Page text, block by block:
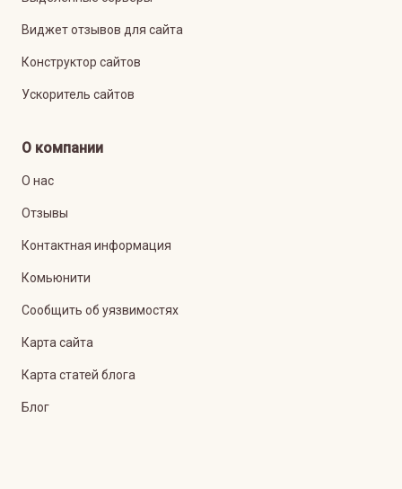
Виджет отзывов для сайта
Конструктор сайтов
Ускоритель сайтов
О компании
О нас
Отзывы
Контактная информация
Комьюнити
Сообщить об уязвимостях
Карта сайта
Карта статей блога
Блог